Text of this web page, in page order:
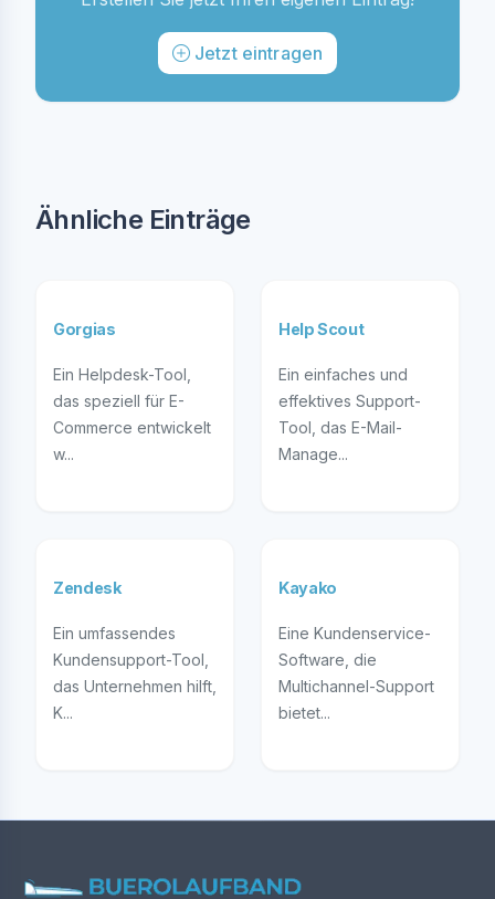
Jetzt eintragen
Ähnliche Einträge
Gorgias
Ein Helpdesk-Tool,
das speziell für E-
Commerce entwickelt
w...
Help Scout
Ein einfaches und
effektives Support-
Tool, das E-Mail-
Manage...
Zendesk
Ein umfassendes
Kundensupport-Tool,
das Unternehmen hilft,
K...
Kayako
Eine Kundenservice-
Software, die
Multichannel-Support
bietet...